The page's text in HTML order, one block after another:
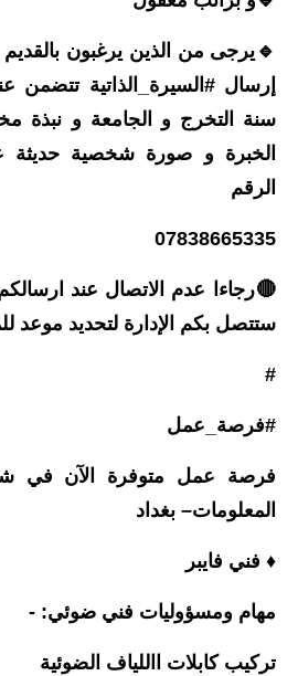
🔹️يرجى من الذين يرغبون
إرسال #السيرة_الذاتية تتضمن
سنة التخرج و الجامعة و نبذة
الخبرة و صورة شخصية حديثة
الرقم
07838665335
🔴رجاءا عدم الاتصال عند
ستتصل بكم الإدارة لتحديد موعد
#
#فرصة_عمل
فرصة عمل متوفرة الآن في
المعلومات– بغداد
♦️ فني فايبر
مهام ومسؤوليات فني ضوئي: -
تركيب كابلات االلياف الضوئية